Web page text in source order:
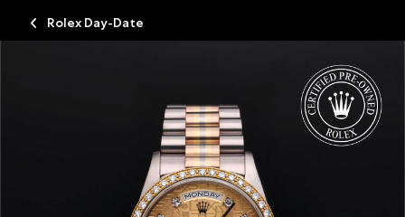
腕表資訊
勞力士中古錶認證
Rolex Day-Date